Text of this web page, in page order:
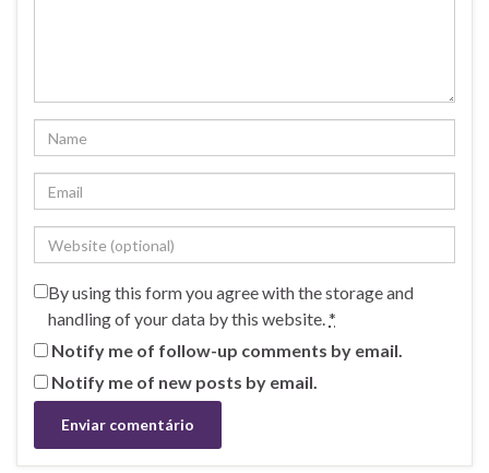
By using this form you agree with the storage and
handling of your data by this website.*
Notify me of follow-up comments by email.
Notify me of new posts by email.